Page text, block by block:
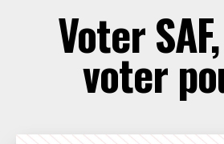
Voter
voter